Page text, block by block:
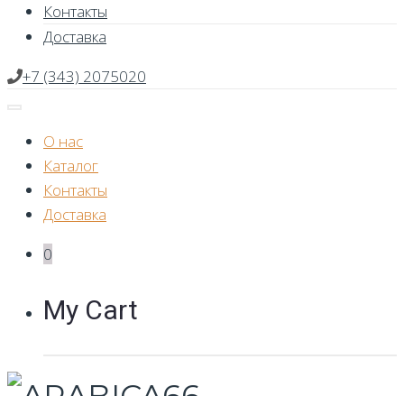
Контакты
Доставка
+7 (343) 2075020
О нас
Каталог
Контакты
Доставка
0
My Cart